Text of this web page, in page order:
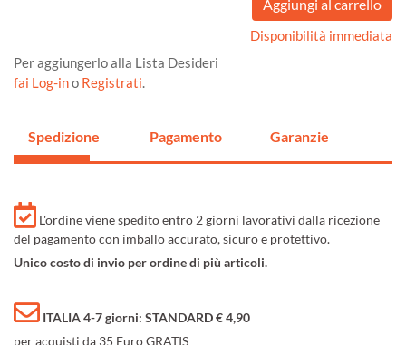
Disponibilità immediata
Per aggiungerlo alla Lista Desideri
fai Log-ino Registrati.
Spedizione Pagamento Garanzie
L'ordine viene spedito entro 2 giorni lavorativi dalla ricezione
del pagamento con imballo accurato, sicuro e protettivo.
Unico costo di invio per ordine di più articoli.
ITALIA 4-7 giorni: STANDARD € 4,90
per acquisti da 35 Euro GRATIS